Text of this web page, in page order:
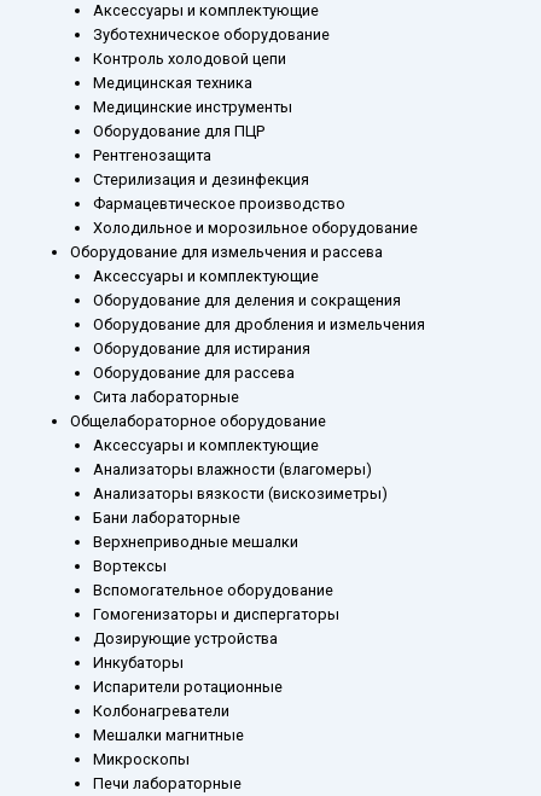
Аксессуары и комплектующие
Зуботехническое оборудование
Контроль холодовой цепи
Медицинская техника
Медицинские инструменты
Оборудование для ПЦР
Рентгенозащита
Стерилизация и дезинфекция
Фармацевтическое производство
Холодильное и морозильное оборудование
Оборудование для измельчения и рассева
Аксессуары и комплектующие
Оборудование для деления и сокращения
Оборудование для дробления и измельчения
Оборудование для истирания
Оборудование для рассева
Сита лабораторные
Общелабораторное оборудование
Аксессуары и комплектующие
Анализаторы влажности (влагомеры)
Анализаторы вязкости (вискозиметры)
Бани лабораторные
Верхнеприводные мешалки
Вортексы
Вспомогательное оборудование
Гомогенизаторы и диспергаторы
Дозирующие устройства
Инкубаторы
Испарители ротационные
Колбонагреватели
Мешалки магнитные
Микроскопы
Печи лабораторные